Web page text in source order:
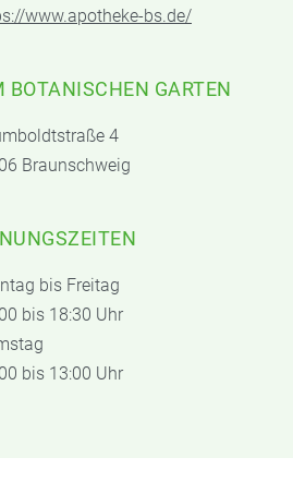
www.apotheke-bs.de/
BOTANISCHEN GARTEN
4
Braunschweig
bis Freitag
bis 18:30 Uhr
bis 13:00 Uhr